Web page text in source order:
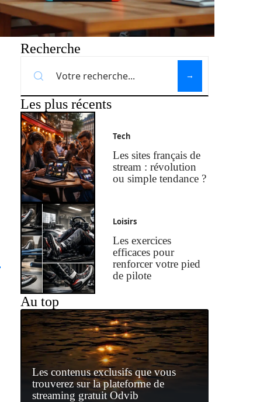
Recherche
Les plus récents
Tech
Les sites français de
stream : révolution
ou simple tendance ?
Loisirs
Les exercices
efficaces pour
renforcer votre pied
de pilote
Au top
Les contenus exclusifs que vous
trouverez sur la plateforme de
streaming gratuit Odvib